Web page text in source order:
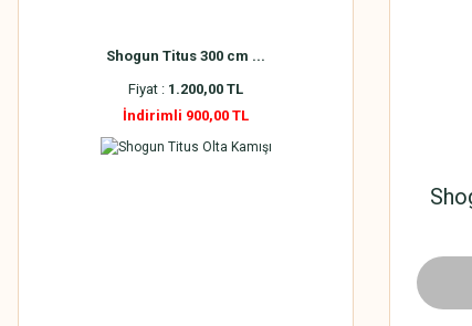
Shogun Titus 300 cm ...
Fiyat : 1.200,00 TL
İndirimli 900,00 TL